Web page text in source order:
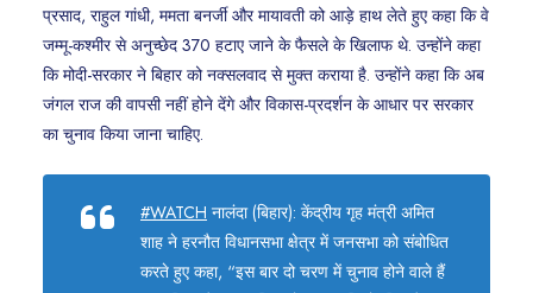
प्रसाद, राहुल गांधी, ममता बनर्जी और मायावती को आड़े हाथ लेते हुए कहा कि वे
जम्मू-कश्मीर से अनुच्छेद 370 हटाए जाने के फैसले के खिलाफ थे. उन्होंने कहा
कि मोदी-सरकार ने बिहार को नक्सलवाद से मुक्त कराया है. उन्होंने कहा कि अब
जंगल राज की वापसी नहीं होने देंगे और विकास-प्रदर्शन के आधार पर सरकार
का चुनाव किया जाना चाहिए.
#WATCH नालंदा (बिहार): केंद्रीय गृह मंत्री अमित
शाह ने हरनौत विधानसभा क्षेत्र में जनसभा को संबोधित
करते हुए कहा, “इस बार दो चरण में चुनाव होने वाले हैं